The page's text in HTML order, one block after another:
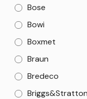
Bose
Bowi
Boxmet
Braun
Bredeco
Briggs&Stratton